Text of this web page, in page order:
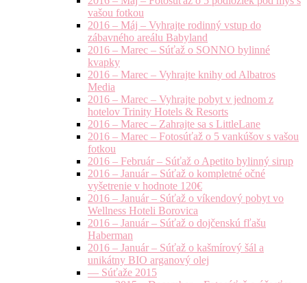
vašou fotkou
2016 – Máj – Vyhrajte rodinný vstup do
zábavného areálu Babyland
2016 – Marec – Súťaž o SONNO bylinné
kvapky
2016 – Marec – Vyhrajte knihy od Albatros
Media
2016 – Marec – Vyhrajte pobyt v jednom z
hotelov Trinity Hotels & Resorts
2016 – Marec – Zahrajte sa s LittleLane
2016 – Marec – Fotosúťaž o 5 vankúšov s vašou
fotkou
2016 – Február – Súťaž o Apetito bylinný sirup
2016 – Január – Súťaž o kompletné očné
vyšetrenie v hodnote 120€
2016 – Január – Súťaž o víkendový pobyt vo
Wellness Hoteli Borovica
2016 – Január – Súťaž o dojčenskú fľašu
Haberman
2016 – Január – Súťaž o kašmírový šál a
unikátny BIO arganový olej
— Súťaže 2015